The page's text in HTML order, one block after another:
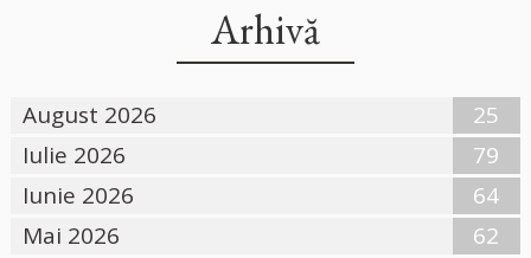
Arhivă
August 2026
25
Iulie 2026
79
Iunie 2026
64
Mai 2026
62